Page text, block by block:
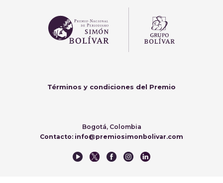
Términos y condiciones del Premio
Bogotá, Colombia
Contacto: info@premiosimonbolivar.com